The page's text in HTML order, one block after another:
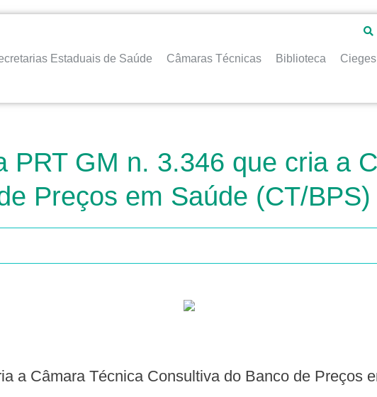
Estaduais de Saúde Câmaras Técnicas Biblioteca Cieges
PRT GM n. 3.346 que cria a
Preços em Saúde (CT/BPS)
a Câmara Técnica Consultiva do Banco de Preços